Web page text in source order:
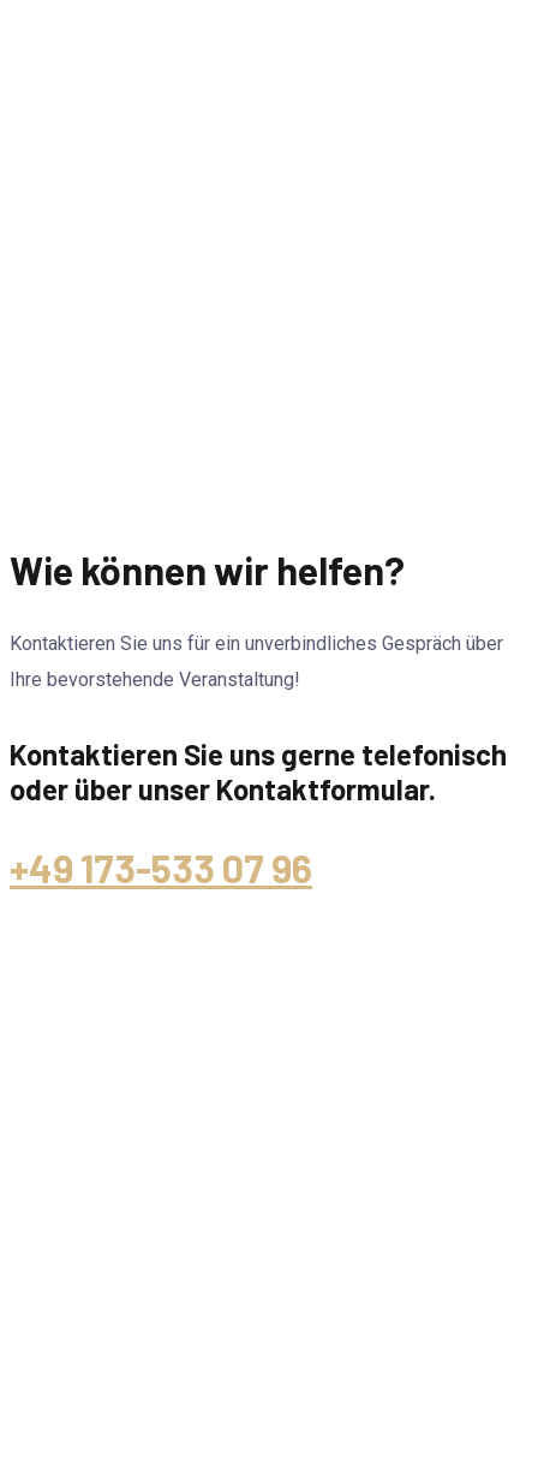
Wie können wir helfen?
Kontaktieren Sie uns für ein unverbindliches Gespräch über
Ihre bevorstehende Veranstaltung!
Kontaktieren Sie uns gerne telefonisch
oder über unser Kontaktformular.
+49 173-533 07 96